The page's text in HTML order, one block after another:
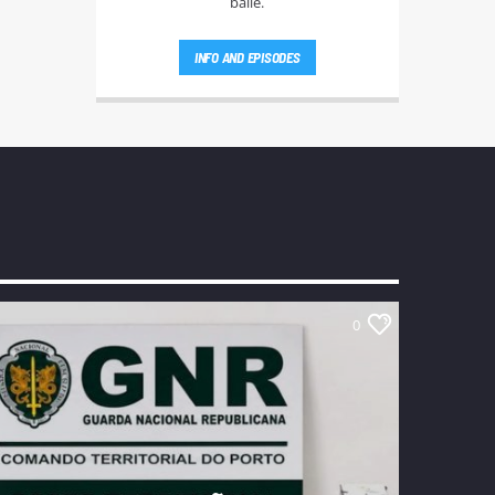
INFO AND EPISODES
0